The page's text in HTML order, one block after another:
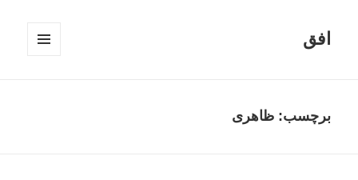
افق
برچسب:ظاهری